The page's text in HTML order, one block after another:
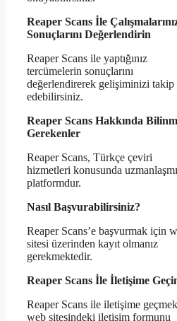
Reaper Scans İle
Sonuçlarını Değerlendirin
Reaper Scans ile yaptığınız
tercümelerin sonuçlarını
değerlendirerek gelişiminizi takip
edebilirsiniz.
Reaper Scans Hakkında
Gerekenler
Reaper Scans, Türkçe çeviri
hizmetleri konusunda
platformdur.
Nasıl Başvurabilirsiniz?
Reaper Scans’e başvurmak için
sitesi üzerinden kayıt olmanız
gerekmektedir.
Reaper Scans İle İletişime
Reaper Scans ile iletişime
web sitesindeki iletişim formunu